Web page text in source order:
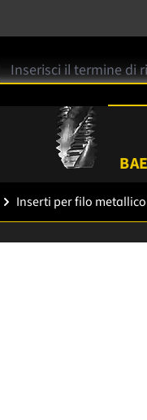
Inserti per filo